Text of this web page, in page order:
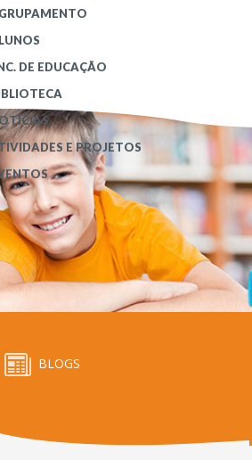
DE EDUCAÇÃO
E PROJETOS
BLOGS